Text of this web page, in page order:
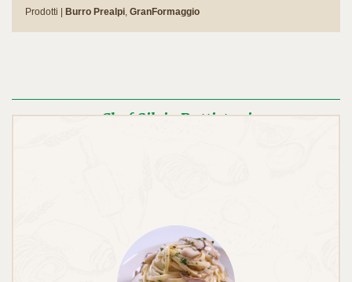
Prodotti | Burro Prealpi, GranFormaggio
Chef Silvio Battistoni